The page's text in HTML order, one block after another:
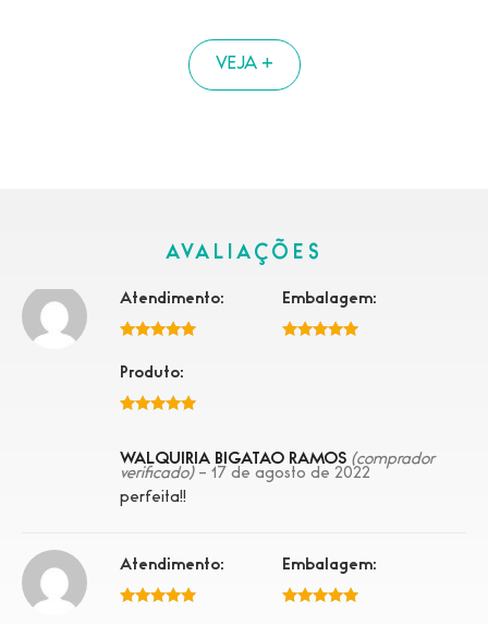
VEJA +
AVALIAÇÕES
Atendimento: Embalagem:
Produto:
WALQUIRIA BIGATAO RAMOS (comprador
verificado) – 17 de agosto de 2022
perfeita!!
Atendimento: Embalagem: